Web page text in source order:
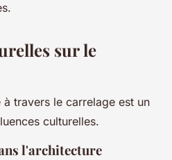
sur le
travers le carrelage est un
culturelles.
l'architecture